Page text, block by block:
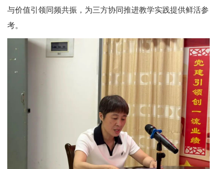
与价值引领同频共振，为三方协同推进教学实践提供鲜活参
考。